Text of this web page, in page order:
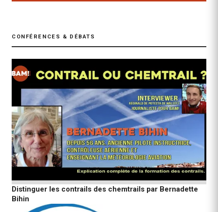
CONFÉRENCES & DÉBATS
Distinguer les contrails des chemtrails par Bernadette
Bihin